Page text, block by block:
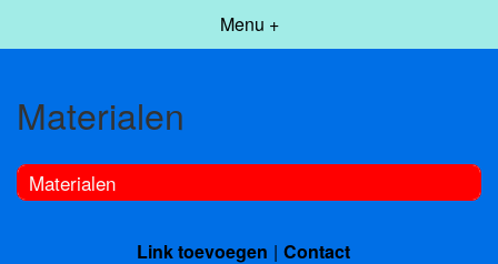
Menu +
Materialen
Materialen
Link toevoegen Contact